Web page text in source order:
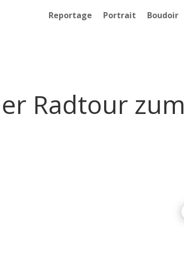
Reportage Portrait Boudoir
Radtour